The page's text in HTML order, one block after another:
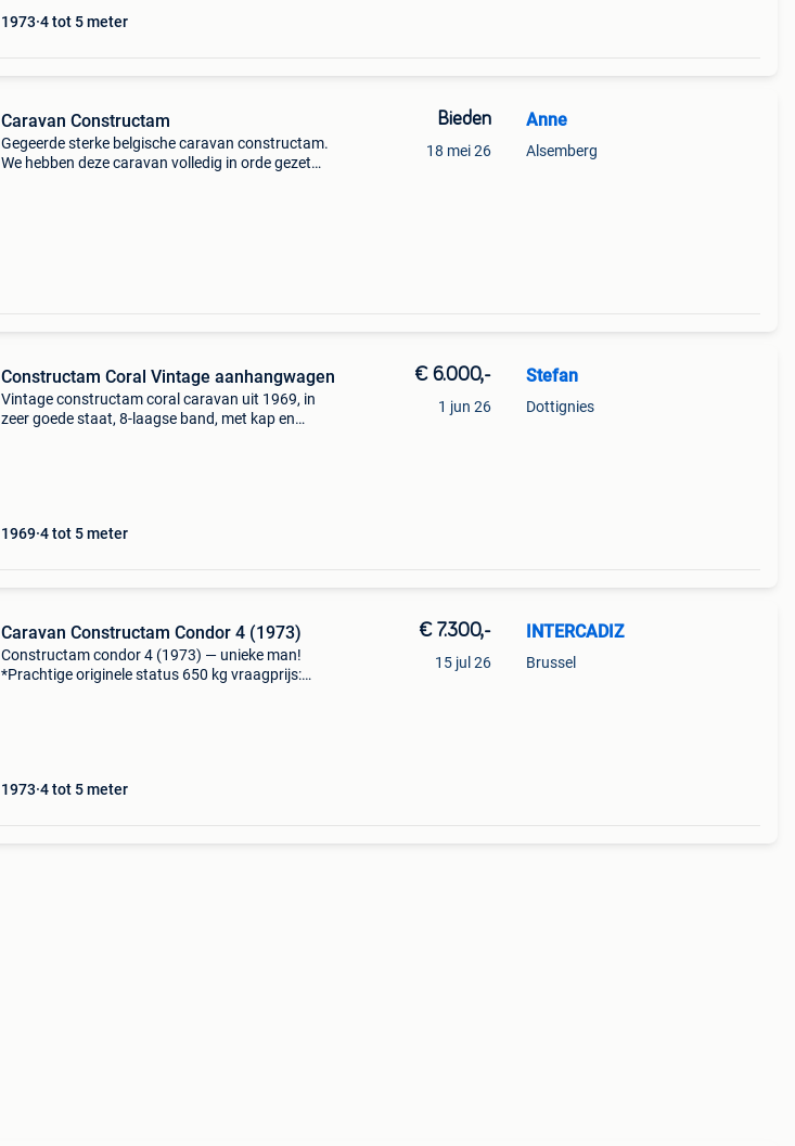
1973 4 tot 5 meter
Caravan Constructam
Gegeerde sterke belgische caravan constructam.
We hebben deze caravan volledig in orde gezet
Bieden
18 mei 26
Anne
Alsemberg
Constructam Coral Vintage aanhangwagen
Vintage constructam coral caravan uit 1969, in
zeer goede staat, 8-laagse band, met kap en
1969 4 tot 5 meter
€ 6.000,-
1 jun 26
Stefan
Dottignies
Caravan Constructam Condor 4 (1973)
Constructam condor 4 (1973) — unieke man!
*Prachtige originele status 650 kg vraagprijs:
1973 4 tot 5 meter
€ 7.300,-
15 jul 26
INTERCADIZ
Brussel